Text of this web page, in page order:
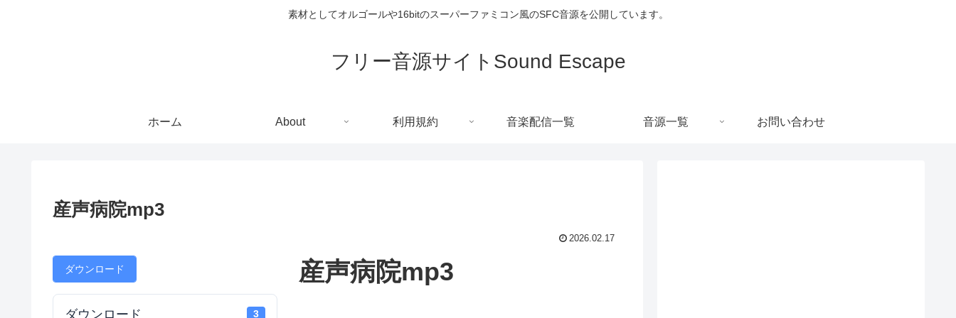
素材としてオルゴールや16bitのスーパーファミコン風のSFC音源を公開しています。
フリー音源サイトSound Escape
ホーム About 利用規約 音楽配信一覧 音源一覧 お問い合わせ
産声病院mp3
2026.02.17
ダウンロード
ダウンロード 3
産声病院mp3